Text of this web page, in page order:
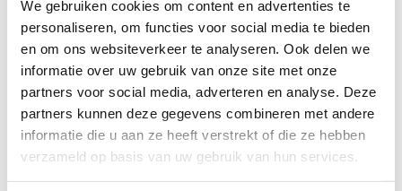
We gebruiken cookies om content en advertenties te
personaliseren, om functies voor social media te bieden
en om ons websiteverkeer te analyseren. Ook delen we
informatie over uw gebruik van onze site met onze
partners voor social media, adverteren en analyse. Deze
partners kunnen deze gegevens combineren met andere
informatie die u aan ze heeft verstrekt of die ze hebben
verzameld op basis van uw gebruik van hun services.
familie huilde, maar hij niet. Hij drukte me integendeel
op het hart dat hij nu overtuigd was dat God zijn volk
nooit in de steek laat. In de zondagsmis heb ik over die
jongen verteld.
– Hoe leven mensen met de risico’s van oorlog en